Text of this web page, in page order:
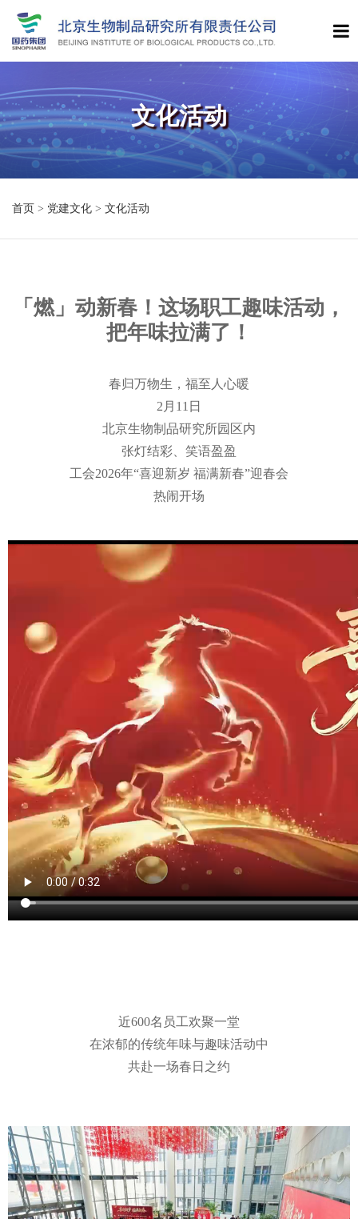
文化活动
首页 > 党建文化 > 文化活动
「燃」动新春！这场职工趣味活动，
把年味拉满了！
春归万物生，福至人心暖
2月11日
北京生物制品研究所园区内
张灯结彩、笑语盈盈
工会2026年“喜迎新岁 福满新春”迎春会
热闹开场
近600名员工欢聚一堂
在浓郁的传统年味与趣味活动中
共赴一场春日之约